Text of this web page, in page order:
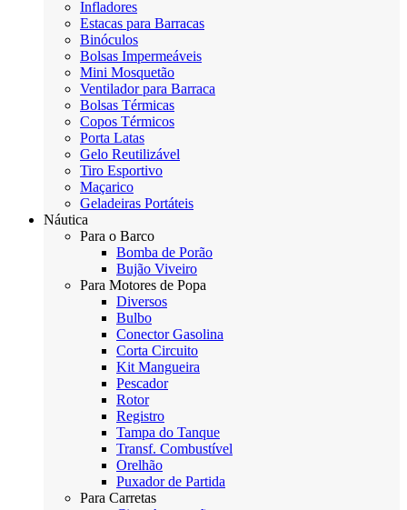
Infladores
Estacas para Barracas
Binóculos
Bolsas Impermeáveis
Mini Mosquetão
Ventilador para Barraca
Bolsas Térmicas
Copos Térmicos
Porta Latas
Gelo Reutilizável
Tiro Esportivo
Maçarico
Geladeiras Portáteis
Náutica
Para o Barco
Bomba de Porão
Bujão Viveiro
Para Motores de Popa
Diversos
Bulbo
Conector Gasolina
Corta Circuito
Kit Mangueira
Pescador
Rotor
Registro
Tampa do Tanque
Transf. Combustível
Orelhão
Puxador de Partida
Para Carretas